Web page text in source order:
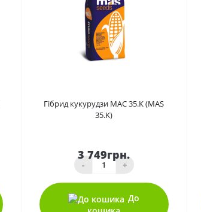
Гібрид кукурудзи МАС 35.К (MAS
35.K)
3 749грн.
- +
До